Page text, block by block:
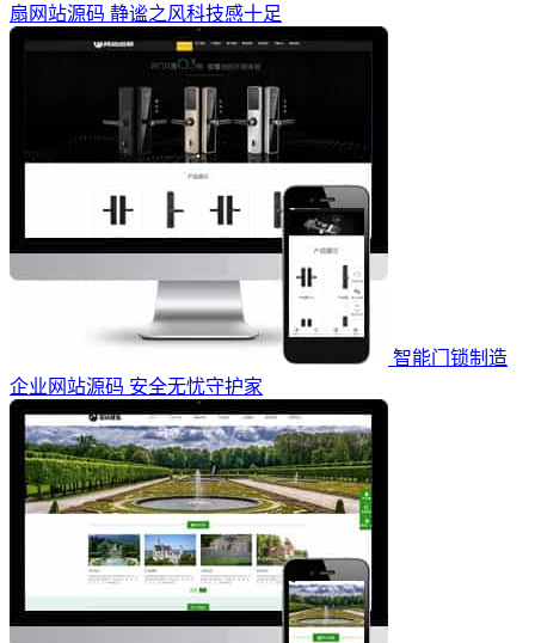
扇网站源码 静谧之风科技感十足
智能门锁制造
企业网站源码 安全无忧守护家